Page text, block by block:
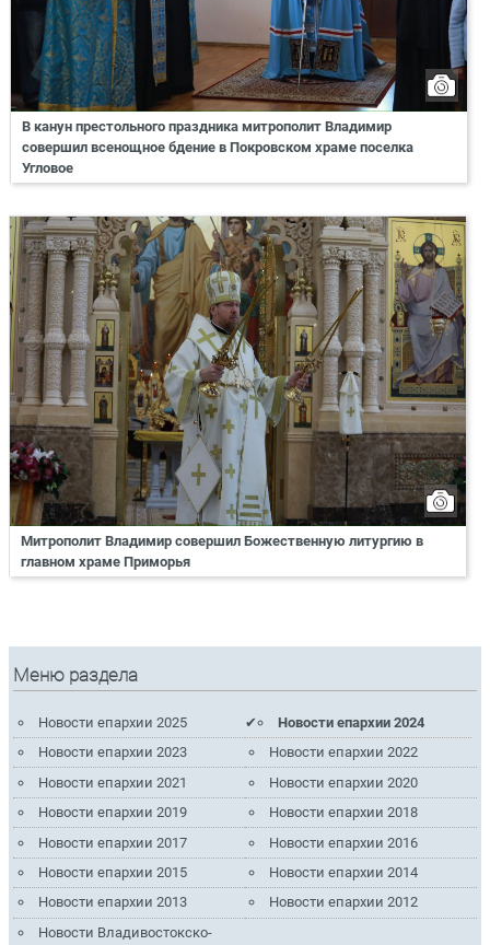
В канун престольного праздника митрополит Владимир
совершил всенощное бдение в Покровском храме поселка
Угловое
Митрополит Владимир совершил Божественную литургию в
главном храме Приморья
Меню раздела
Новости епархии 2025
Новости епархии 2024
Новости епархии 2023
Новости епархии 2022
Новости епархии 2021
Новости епархии 2020
Новости епархии 2019
Новости епархии 2018
Новости епархии 2017
Новости епархии 2016
Новости епархии 2015
Новости епархии 2014
Новости епархии 2013
Новости епархии 2012
Новости Владивостокско-